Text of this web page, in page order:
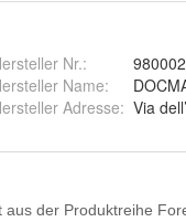
Nr.:
Name:
Adresse: Via